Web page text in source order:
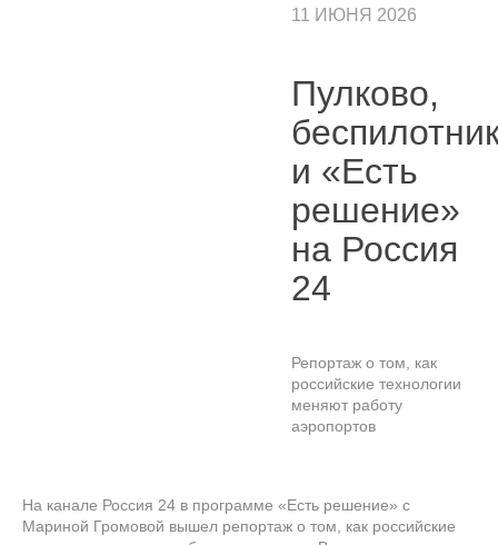
11 ИЮНЯ 2026
Пулково,
и «Есть
решение»
на Россия
24
Репортаж о том, как
российские технологии
меняют работу
аэропортов
На канале Россия 24 в программе «Есть решение» с
Мариной Громовой вышел репортаж о том, как российские